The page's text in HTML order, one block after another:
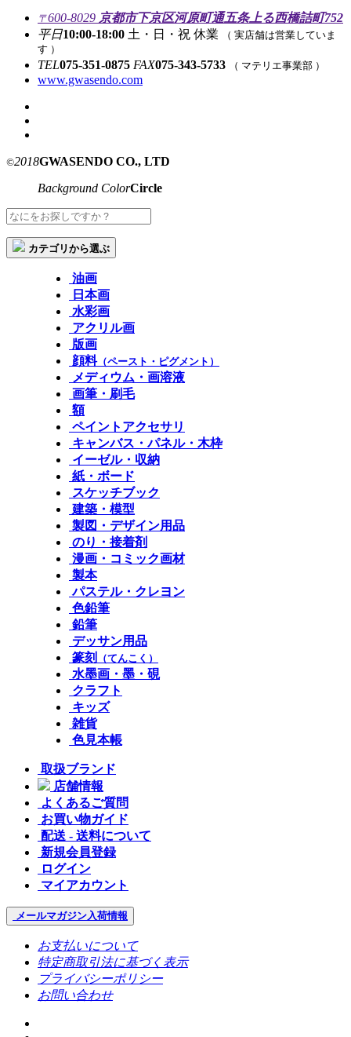
〒600-8029 京都市下京区河原町通五条上る西橋詰町752
平日10:00-18:00 土・日・祝 休業 （ 実店舗は営業していま
す ）
TEL075-351-0875 FAX075-343-5733 （ マテリエ事業部 ）
www.gwasendo.com
©2018GWASENDO CO., LTD
Background ColorCircle
カテゴリから選ぶ
油画
日本画
水彩画
アクリル画
版画
顔料（ペースト・ピグメント）
メディウム・画溶液
画筆・刷毛
額
ペイントアクセサリ
キャンバス・パネル・木枠
イーゼル・収納
紙・ボード
スケッチブック
建築・模型
製図・デザイン用品
のり・接着剤
漫画・コミック画材
製本
パステル・クレヨン
色鉛筆
鉛筆
デッサン用品
篆刻
（てんこく）
水墨画・墨・硯
クラフト
キッズ
雑貨
色見本帳
取扱ブランド
店舗情報
よくあるご質問
お買い物ガイド
配送 - 送料について
新規会員登録
ログイン
マイアカウント
メールマガジン入荷情報
お支払いについて
特定商取引法に基づく表示
プライバシーポリシー
お問い合わせ